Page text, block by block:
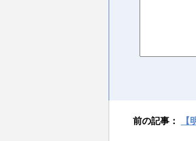
前の記事：